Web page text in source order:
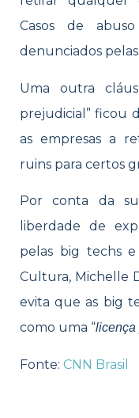
Casos de
denunciados
Uma outra
prejudicial” ficou
as empresas a
ruins para certos
Por conta da
liberdade de
pelas big techs
Cultura, Michelle
evita que as big
como uma “licença
Fonte: CNN Brasil